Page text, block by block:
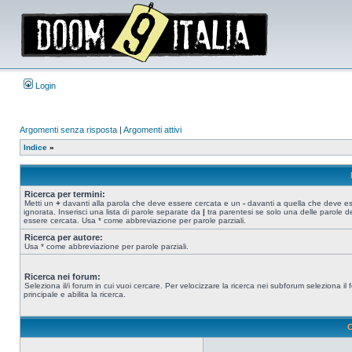
Login
Argomenti senza risposta | Argomenti attivi
Indice »
Ricerca per termini:
Metti un + davanti alla parola che deve essere cercata e un - davanti a quella che deve
ignorata. Inserisci una lista di parole separate da | tra parentesi se solo una delle parole
essere cercata. Usa * come abbreviazione per parole parziali.
Ricerca per autore:
Usa * come abbreviazione per parole parziali.
Ricerca nei forum:
Seleziona il/i forum in cui vuoi cercare. Per velocizzare la ricerca nei subforum seleziona il
principale e abilita la ricerca.